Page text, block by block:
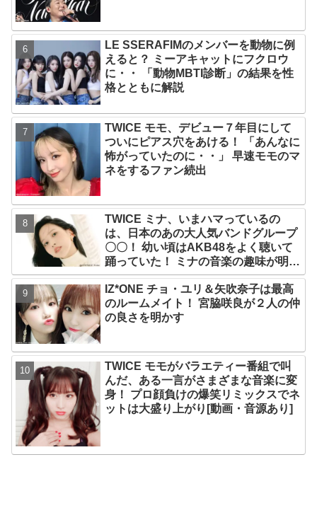
LE SSERAFIMのメンバーを動物に例
えると？ ミーアキャットにフクロウ
に・・ 「動物MBTI診断」の結果を性
格とともに解説
TWICE モモ、デビュー７年目にして
ついにピアス穴をあける！ 「あんなに
怖がっていたのに・・」 早速モモのマ
ネをするファン続出
TWICE ミナ、いまハマっているの
は、日本のあの大人気バンドグループ
〇〇！ 幼い頃はAKB48をよく聴いて
踊っていた！ ミナの音楽の趣味が明ら
かに
IZ*ONE チョ・ユリ＆矢吹奈子は最高
のルームメイト！ 宮脇咲良が２人の仲
の良さを明かす
TWICE モモがバラエティー番組で叫
んだ、ある一言がさまざまな音楽に変
身！ プロ顔負けの爆笑リミックスでネ
ットは大盛り上がり[動画・音源あり]